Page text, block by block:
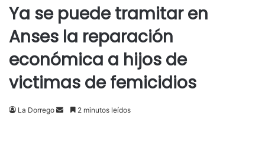
Ya se puede tramitar en
Anses la reparación
económica a hijos de
victimas de femicidios
La Dorrego
Send2 minutos leídos